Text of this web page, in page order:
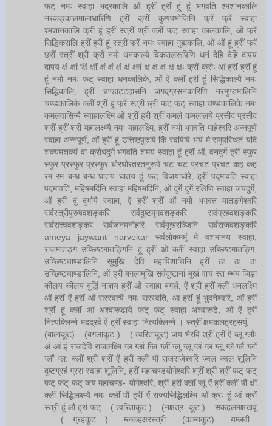
फट् नमः स्वाहा भद्रकालि ओं ह्रीं ह्रीं हूं हूं भगवति श्मशानकालि
नरकङ्कालमालाधारिणि ह्रीं क्रीं कुणपभोजिनि फ्रें फ्रें स्वाहा
श्मशानकालि क्रीं हूं ह्रीं स्त्रीं श्रीं क्लीं फट् स्वाहा कालकालि, ओं फ्रें
सिद्धिकरालि ह्रीं ह्रीं हूं स्त्रीं फ्रें नमः स्वाहा गुह्यकालि, ओं ओं हूं ह्रीं फ्रें
छ्रीं स्त्रीं श्रीं क्रों नमो धनकाल्यै विकरालरूपिणि धनं देहि देहि दापय
दापय क्षं क्षां क्षिं क्षीं क्षं क्षं क्षं क्षं क्ष्लं क्ष क्ष क्ष क्ष क्षः क्रों क्रोः आं ह्रीं ह्रीं हूं
हूं नमो नमः फट् स्वाहा धनकालिके, ओं ऐं क्लीं ह्रीं हूं सिद्धिकाल्यै नमः
सिद्धिकालि, ह्रीं चण्डाट्टहासनि जगद्ग्रसनकारिणि नरमुण्डमालिनि
चण्डकालिके क्लीं श्रीं हूं फ्रें स्त्रीं छ्रीं फट् फट् स्वाहा चण्डकालिके नमः
कमलवासिन्यै स्वाहालक्ष्मि ओं श्रीं ह्रीं श्रीं कमले कमलालये प्रसीद प्रसीद
श्रीं ह्रीं श्री महालक्ष्म्यै नमः महालक्ष्मि, ह्रीं नमो भगवति माहेश्वरि अन्नपूर्णे
स्वाहा अन्नपूर्णे, ओं ह्रीं हूं उत्तिष्ठपुरुषि किं स्वपिषि भयं मे समुपस्थितं यदि
शक्यमशक्यं वा क्रोधदुर्गे भगवति शमय स्वाहा हूं ह्रीं ओं, वनदुर्गे ह्रीं स्फुर
स्फुर प्रस्फुर प्रस्फुर घोरघोरतरतनुरूपे चट चट प्रचट प्रचट कह कह
रम रम बन्ध बन्ध घातय घातय हूं फट् विजयाघोरे, ह्रीं पद्मावति स्वाहा
पद्मावति, महिषमर्दिनि स्वाहा महिषमर्दिनि, ओं दुर्गे दुर्गे रक्षिणि स्वाहा जयदुर्गे,
ओं ह्रीं दुं दुर्गायै स्वाहा, ऐं ह्रीं श्रीं ओं नमो भगवत मातङ्गेश्वरि
सर्वस्त्रीपुरुषवशङ्करि सर्वदुष्टमृगवशङ्करि सर्वग्रहवशङ्करि
सर्वसत्त्ववशङ्कर सर्वजनमनोहरि सर्वमुखरञ्जिनि सर्वराजवशङ्करि
ameya jaywant narvekar सर्वलोकममुं मे वशमानय स्वाहा,
राजमातङ्ग उच्छिष्टमातङ्गिनि हूं ह्रीं ओं क्लीं स्वाहा उच्छिष्टमातङ्गि,
उच्छिष्टचाण्डालिनि सुमुखि देवि महापिशाचिनि ह्रीं ठः ठः ठः
उच्छिष्टचाण्डालिनि, ओं ह्रीं बगलामुखि सर्वदुष्टानां मुखं वाचं स्त म्भय जिह्वां
कीलय कीलय बुद्धिं नाशय ह्रीं ओं स्वाहा बगले, ऐं श्रीं ह्रीं क्लीं धनलक्ष्मि
ओं ह्रीं ऐं ह्रीं ओं सरस्वत्यै नमः सरस्वति, आ ह्रीं हूं भुवनेश्वरि, ओं ह्रीं
श्रीं हूं क्लीं आं अश्वारूढायै फट् फट् स्वाहा अश्वारूढे, ओं ऐं ह्रीं
नित्यक्लिन्ने मदद्रवे ऐं ह्रीं स्वाहा नित्यक्लिन्ने । स्त्रीं क्षमकलह्रहसयूं....
(बालाकूट)... (बगलाकूट )... ( त्वरिताकूट) जय भैरवि श्रीं ह्रीं ऐं ब्लूं ग्लौः
अं आं इं राजदेवि राजलक्ष्मि ग्लं ग्लां ग्लिं ग्लीं ग्लुं ग्लूं ग्लं ग्लं ग्लू ग्लें ग्लैं ग्लों
ग्लौं ग्ल: क्लीं श्रीं श्रीं ऐं ह्रीं क्लीं पौं राजराजेश्वरि ज्वल ज्वल शूलिनि
दुष्टग्रहं ग्रस स्वाहा शूलिनि, ह्रीं महाचण्डयोगेश्वरि श्रीं श्रीं श्रीं फट् फट्
फट् फट् फट् जय महाचण्ड- योगेश्वरि, श्रीं ह्रीं क्लीं प्लूं ऐं ह्रीं क्लीं पौं क्षीं
क्लीं सिद्धिलक्ष्म्यै नमः क्लीं पौं ह्रीं ऐं राज्यसिद्धिलक्ष्मि ओं क्रः हूं आं क्रों
स्त्रीं हूं क्षौं ह्रां फट्... ( त्वरिताकूट )... (नक्षत्र- कूट )... सकहलमक्षखवूं
... ( ग्रहकूट )... म्लकहक्षरस्त्री... (काम्यकूट)... यम्लवी...